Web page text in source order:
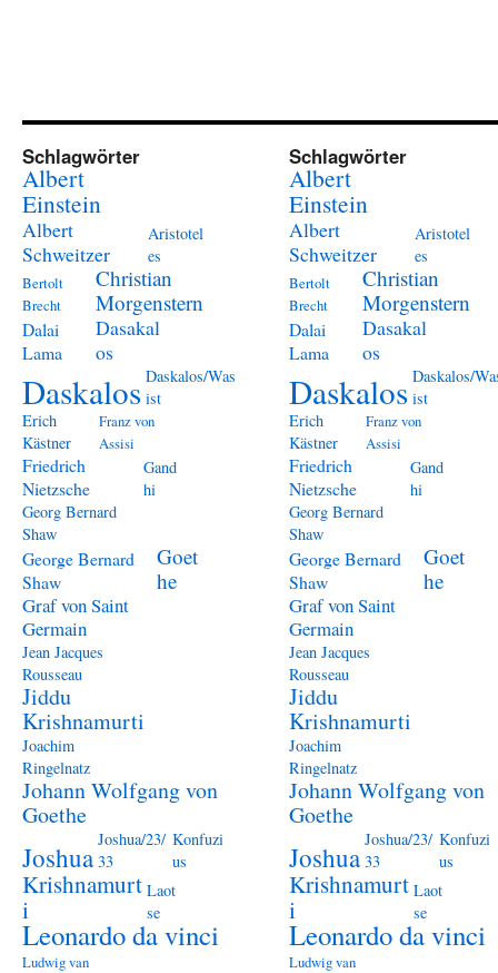
Schlagwörter
Albert
Einstein
Albert
Schweitzer
Aristotel
es
Bertolt
Brecht
Christian
Morgenstern
Dalai
Lama
Dasakal
os
Daskalos Daskalos/Was
ist
Erich
Kästner
Franz von
Assisi
Friedrich
Nietzsche
Gand
hi
Georg Bernard
Shaw
George Bernard
Shaw
Goet
he
Graf von Saint
Germain
Jean Jacques
Rousseau
Jiddu
Krishnamurti
Joachim
Ringelnatz
Johann Wolfgang von
Goethe
Joshua
Joshua/23/
33
Konfuzi
us
Krishnamurt
i
Laot
se
Leonardo da vinci
Ludwig van
Schlagwörter
Albert
Einstein
Albert
Schweitzer
Aristotel
es
Bertolt
Brecht
Christian
Morgenstern
Dalai
Lama
Dasakal
os
Daskalos Daskalos/
ist
Erich
Kästner
Franz von
Assisi
Friedrich
Nietzsche
Gand
hi
Georg Bernard
Shaw
George Bernard
Shaw
Goet
he
Graf von Saint
Germain
Jean Jacques
Rousseau
Jiddu
Krishnamurti
Joachim
Ringelnatz
Johann Wolfgang von
Goethe
Joshua
Joshua/23/
33
Konfuzi
us
Krishnamurt
i
Laot
se
Leonardo da vinci
Ludwig van